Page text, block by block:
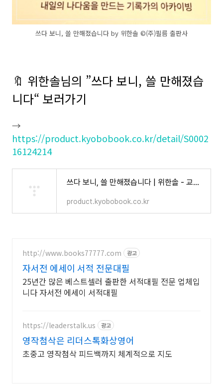
쓰다 보니, 쓸 만해졌습니다 by 위한솔 ©️(주)필름 출판사
🔖 위한솔님의 ”쓰다 보니, 쓸 만해졌습
니다“ 보러가기
→
https://product.kyobobook.co.kr/detail/S0002
16124214
쓰다 보니, 쓸 만해졌습니다 | 위한솔 - 교보문고
product.kyobobook.co.kr
http://www.books77777.com 광고
자서전 에세이 서적 전문대필
25년간 많은 베스트셀러 출판한 서적대필 전문 업체입
니다 자서전 에세이 서적대필
https://leaderstalk.us 광고
영작첨삭은 리더스톡화상영어
초중고 영작첨삭 피드백까지 체계적으로 지도